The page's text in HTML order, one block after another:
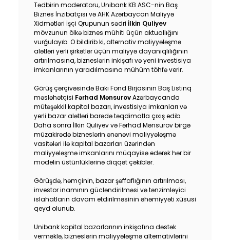
Dayanıqlılıq
Keşbek
Tariflər
İnsan Resursları
Əlaqə və təkliflər
F.A.Q
Tədbirin moderatoru, Unibank KB ASC-nin Baş
Biznes İnzibatçısı və AHK Azərbaycan Maliyyə
Xidmətləri İşçi Qrupunun sədri İlkin Quliyev
mövzunun ölkə biznes mühiti üçün aktuallığını
vurğulayıb. O bildirib ki, alternativ maliyyələşmə
alətləri yerli şirkətlər üçün maliyyə dayanıqlılığının
artırılmasına, bizneslərin inkişafı və yeni investisiya
imkanlarının yaradılmasına mühüm töhfə verir.
Görüş çərçivəsində Bakı Fond Birjasının Baş Listinq
məsləhətçisi Fərhad MənsurovAzərbaycanda
mütəşəkkil kapital bazarı, investisiya imkanları və
yerli bazar alətləri barədə təqdimatla çıxış edib.
Daha sonra İlkin Quliyev və Fərhad Mənsurov birgə
müzakirədə bizneslərin ənənəvi maliyyələşmə
vasitələri ilə kapital bazarları üzərindən
maliyyələşmə imkanlarını müqayisə edərək hər bir
modelin üstünlüklərinə diqqət çəkiblər.
Görüşdə, həmçinin, bazar şəffaflığının artırılması,
investor inamının gücləndirilməsi və tənzimləyici
islahatların davam etdirilməsinin əhəmiyyəti xüsusi
qeyd olunub.
Unibank kapital bazarlarının inkişafına dəstək
verməklə, bizneslərin maliyyələşmə alternativlərini